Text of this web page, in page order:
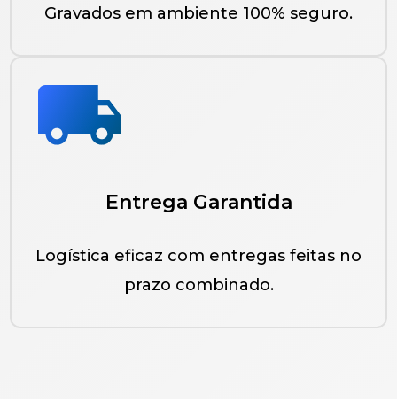
Gravados em ambiente 100% seguro.
Entrega Garantida
Logística eficaz com entregas feitas no
prazo combinado.